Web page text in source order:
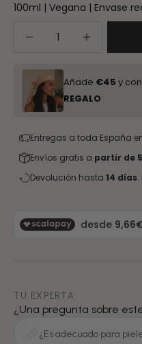
100ml | Vegana | Envase
Aumentar
Añade €45 y
REGALO
Entregas a toda España
Envíos gratis a partir de
Devolución hasta 14 días.
TU EXPERTA
¿Una pregunta sobre
¿Es adecuado para